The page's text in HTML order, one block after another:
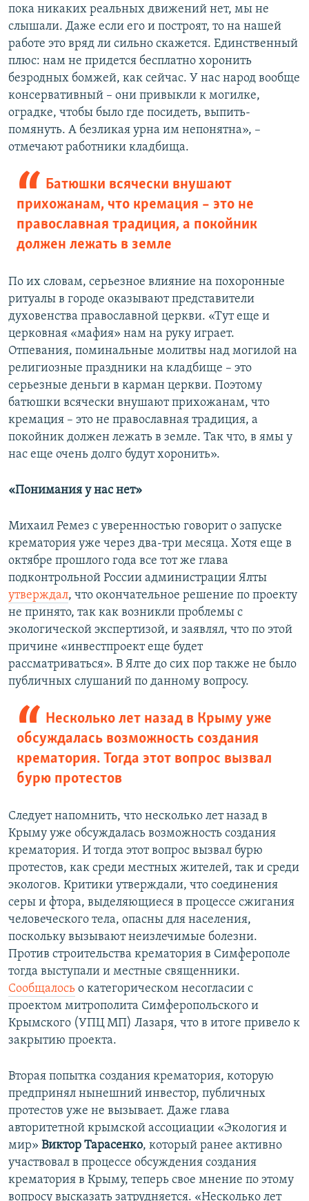
пока никаких реальных движений нет, мы не
слышали. Даже если его и построят, то на нашей
работе это вряд ли сильно скажется. Единственный
плюс: нам не придется бесплатно хоронить
безродных бомжей, как сейчас. У нас народ вообще
консервативный – они привыкли к могилке,
оградке, чтобы было где посидеть, выпить-
помянуть. А безликая урна им непонятна», –
отмечают работники кладбища.
Батюшки всячески внушают
прихожанам, что кремация – это не
православная традиция, а покойник
должен лежать в земле
По их словам, серьезное влияние на похоронные
ритуалы в городе оказывают представители
духовенства православной церкви. «Тут еще и
церковная «мафия» нам на руку играет.
Отпевания, поминальные молитвы над могилой на
религиозные праздники на кладбище – это
серьезные деньги в карман церкви. Поэтому
батюшки всячески внушают прихожанам, что
кремация – это не православная традиция, а
покойник должен лежать в земле. Так что, в ямы у
нас еще очень долго будут хоронить».
«Понимания у нас нет»
Михаил Ремез с уверенностью говорит о запуске
крематория уже через два-три месяца. Хотя еще в
октябре прошлого года все тот же глава
подконтрольной России администрации Ялты
утверждал, что окончательное решение по проекту
не принято, так как возникли проблемы с
экологической экспертизой, и заявлял, что по этой
причине «инвестпроект еще будет
рассматриваться». В Ялте до сих пор также не было
публичных слушаний по данному вопросу.
Несколько лет назад в Крыму уже
обсуждалась возможность создания
крематория. Тогда этот вопрос вызвал
бурю протестов
Следует напомнить, что несколько лет назад в
Крыму уже обсуждалась возможность создания
крематория. И тогда этот вопрос вызвал бурю
протестов, как среди местных жителей, так и среди
экологов. Критики утверждали, что соединения
серы и фтора, выделяющиеся в процессе сжигания
человеческого тела, опасны для населения,
поскольку вызывают неизлечимые болезни.
Против строительства крематория в Симферополе
тогда выступали и местные священники.
Сообщалось о категорическом несогласии с
проектом митрополита Симферопольского и
Крымского (УПЦ МП) Лазаря, что в итоге привело к
закрытию проекта.
Вторая попытка создания крематория, которую
предпринял нынешний инвестор, публичных
протестов уже не вызывает. Даже глава
авторитетной крымской ассоциации «Экология и
мир» Виктор Тарасенко, который ранее активно
участвовал в процессе обсуждения создания
крематория в Крыму, теперь свое мнение по этому
вопросу высказать затрудняется. «Несколько лет